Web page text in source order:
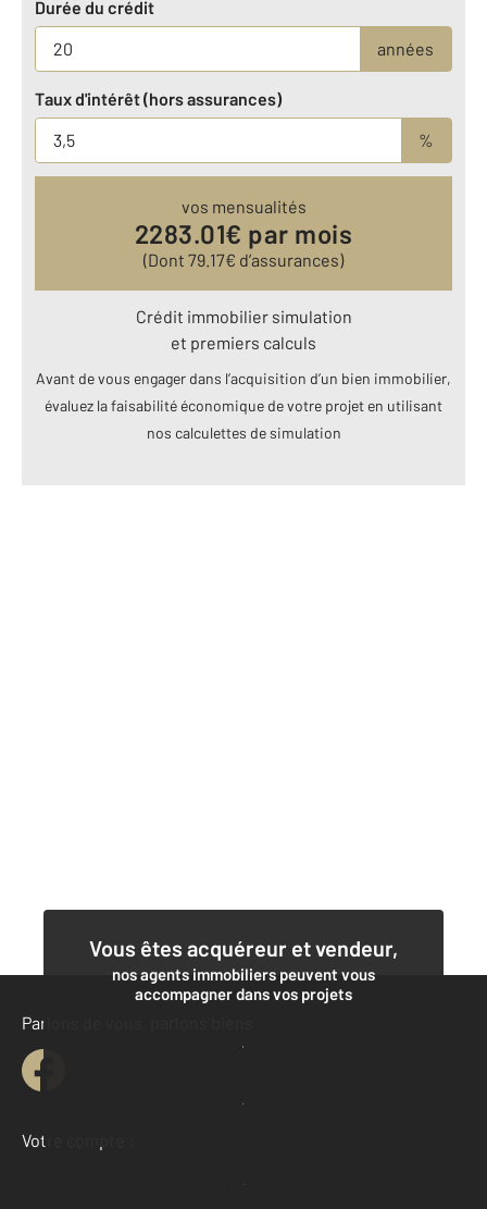
Durée du crédit
années
Taux d'intérêt (hors assurances)
%
vos mensualités
2283.01€ par mois
(Dont 79.17€ d’assurances)
Crédit immobilier simulation
et premiers calculs
Avant de vous engager dans l’acquisition d’un bien immobilier,
évaluez la faisabilité économique de votre projet en utilisant
nos calculettes de simulation
Vous êtes acquéreur et vendeur,
nos agents immobiliers peuvent vous
accompagner dans vos projets
Contacter l'agence
Demander une estimation
Parlons de vous, parlons biens
Votre compte :
Accéder à mon compte